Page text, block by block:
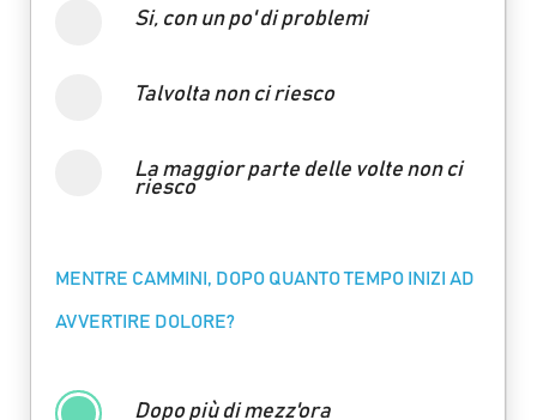
Si, con un po' di problemi
Talvolta non ci riesco
La maggior parte delle volte non ci
riesco
MENTRE CAMMINI, DOPO QUANTO TEMPO INIZI AD
AVVERTIRE DOLORE?
Dopo più di mezz'ora